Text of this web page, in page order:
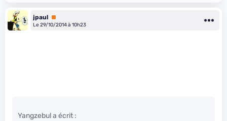
jpaul Premium
Le 29/10/2014 à 10h23
Yangzebul a écrit :